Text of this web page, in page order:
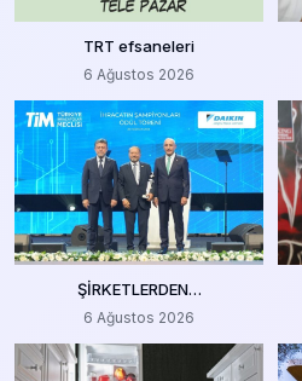
TRT efsaneleri
6 Ağustos 2026
ŞİRKETLERDEN…
6 Ağustos 2026